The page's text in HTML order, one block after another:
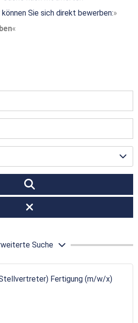
Sie sich direkt bewerben:
Suche
Fertigung (m/w/x)